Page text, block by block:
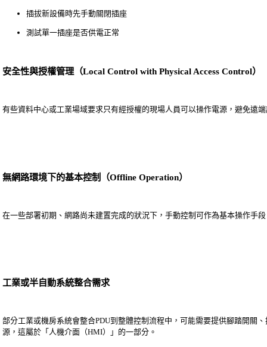
插拔新設備時先手動關閉插座
測試單一插座是否供電正常
安全性與授權管理（Local Control with Physical Access Control）
有些資料中心或工業場域要求只有經授權的現場人員可以操作電源，避免遠
無網路環境下的基本控制（Offline Operation）
在一些部署初期、網路尚未建置完成的狀況下，手動控制可作為基本操作手
工業或半自動系統整合需求
部分工業或機房系統會整合PDU到整體控制流程中，可能需要提供腳踏開關
源，這屬於「人機介面（HMI）」的一部分。